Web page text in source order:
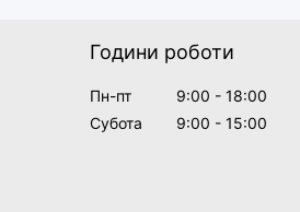
Години роботи
Пн-пт
9:00 - 18:00
Субота
9:00 - 15:00